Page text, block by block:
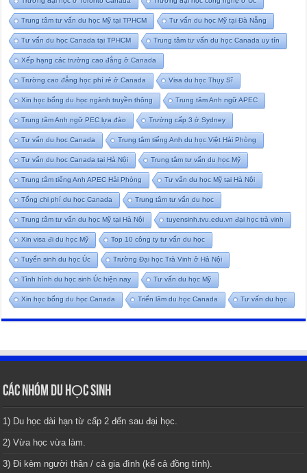
Trung tâm tư vấn du học Mỹ tại TPHCM Tư vấn du học Mỹ tại Đà Nẵng
Tư vấn du học Canada tại TPHCM Trung tâm tư vấn du học Canada uy tín
Xếp hạng các trường cao đẳng ở Canada
Trường cao đẳng học phí rẻ ở Canada Visa du học Thụy Sĩ
Xin học bổng du học ngành truyền thông Trung tâm Anh ngữ APEC
Trung tâm Anh ngữ PEC lựa đào Trường cấp 3 ở Sydney
Tư vấn du học Canada Trung tâm tiếng Anh du học Việt Hải Phòng
Tư vấn du học Canada tại Hà Nội Trung tâm tư vấn du học Mỹ
Trung tâm tiếng Anh APEC Hải Phòng Tư vấn du học Mỹ tại Hà Nội
Tổng chi phí du học Canada Trung tâm tư vấn du học
Trung tâm tư vấn du học Mỹ tại Hà Nội tuyensinh.tvu.edu.vn đại học trà vinh
Xin visa đi du học Mỹ Top 10 công ty tư vấn du học
Tuyển sinh du học Úc Trường Đại học Trà Vinh ở Hà Nội
Tình hình du học sinh Úc hiện nay Tư vấn du học Mỹ
Xin học bổng du học Canada Triển lãm du học Canada Tư vấn du học
CÁC NHÓM DU HỌC SINH
1) Du học dài hạn từ cấp 2 đến sau đại học.
2) Vừa học vừa làm.
3) Đi kèm người thân / cả gia đình (kể cả đồng tính).